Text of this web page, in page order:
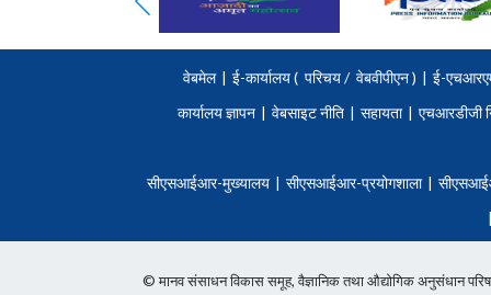
वेबमेल | ई-कार्यालय ( परिचय/ वेबवीपीएन ) | ई-
कार्यालय ज्ञापन | वेबसाइट नीति | सहायता | एचआरडीजी
सीएसआईआर-मुख्यालय | सीएसआईआर-प्रयोगशाला |
© मानव संसाधन विकास समूह, वैज्ञानिक तथा औद्योगिक अनुसंधान